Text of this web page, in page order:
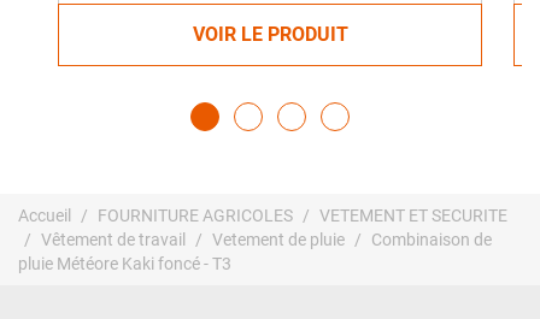
VOIR LE PRODUIT
Accueil FOURNITURE AGRICOLES
VETEMENT ET SECURITE
Vêtement de travail
Vetement de pluie
Combinaison de
pluie Météore Kaki foncé - T3